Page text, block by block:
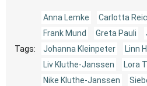
Tags:
Anna Lemke Carlotta
Frank Mund
Greta Pauli
Johanna Kleinpeter
Linn
Liv Kluthe-Janssen
Lora
Nike Kluthe-Janssen